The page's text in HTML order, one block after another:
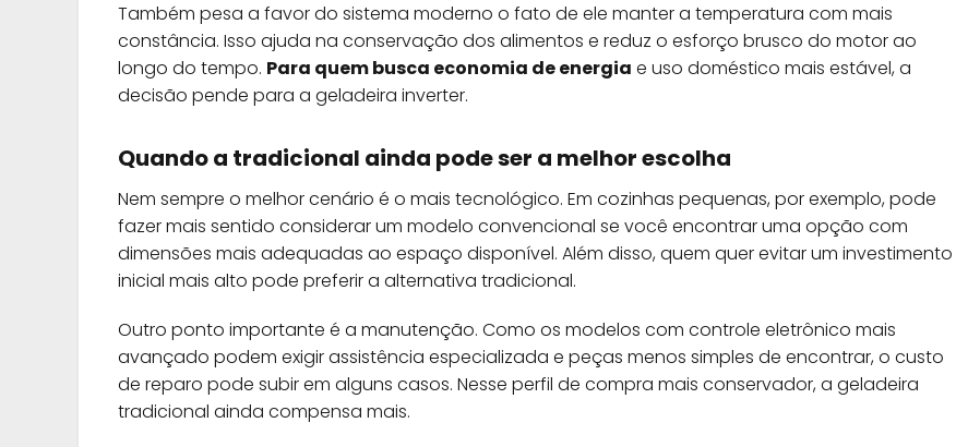
Também pesa a favor do sistema moderno o fato de ele manter a temperatura com mais
constância. Isso ajuda na conservação dos alimentos e reduz o esforço brusco do motor ao
longo do tempo. Para quem busca economia de energia e uso doméstico mais estável, a
decisão pende para a geladeira inverter.
Quando a tradicional ainda pode ser a melhor escolha
Nem sempre o melhor cenário é o mais tecnológico. Em cozinhas pequenas, por exemplo, pode
fazer mais sentido considerar um modelo convencional se você encontrar uma opção com
dimensões mais adequadas ao espaço disponível. Além disso, quem quer evitar um investimento
inicial mais alto pode preferir a alternativa tradicional.
Outro ponto importante é a manutenção. Como os modelos com controle eletrônico mais
avançado podem exigir assistência especializada e peças menos simples de encontrar, o custo
de reparo pode subir em alguns casos. Nesse perfil de compra mais conservador, a geladeira
tradicional ainda compensa mais.